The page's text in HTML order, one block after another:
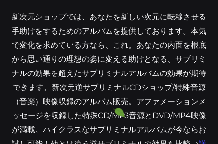
新次元ショップでは、あなたを新しい次元に転移させる
手助けをするためのアルバムを提供しております。本気
で変化を求めている方なら、これ。あなたの内面を根底
から思い通りの理想の姿に変える助けとなる、サブリミ
ナルの効果を超えたサブリミナルアルバムの効果が期待
できます。新次元逆サブリミナルCDショップ/特殊音源
（音楽）映像収録のアルバム販売。アファメーションメ
ッセージを収録した特殊CD/MP3音源とDVD/MP4映像
が満載。ハイクラスなサブリミナルアルバムが今ならお